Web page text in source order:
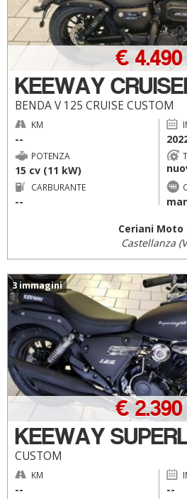
KEEWAY
BENDA V 125 CRUISE CUSTOM
€
KM
--
POTENZA
15 cv (11 kW)
CARBURANTE
--
Ceriani Moto
Castellanza
3 immagini
KEEWAY
CUSTOM
€
KM
-- --